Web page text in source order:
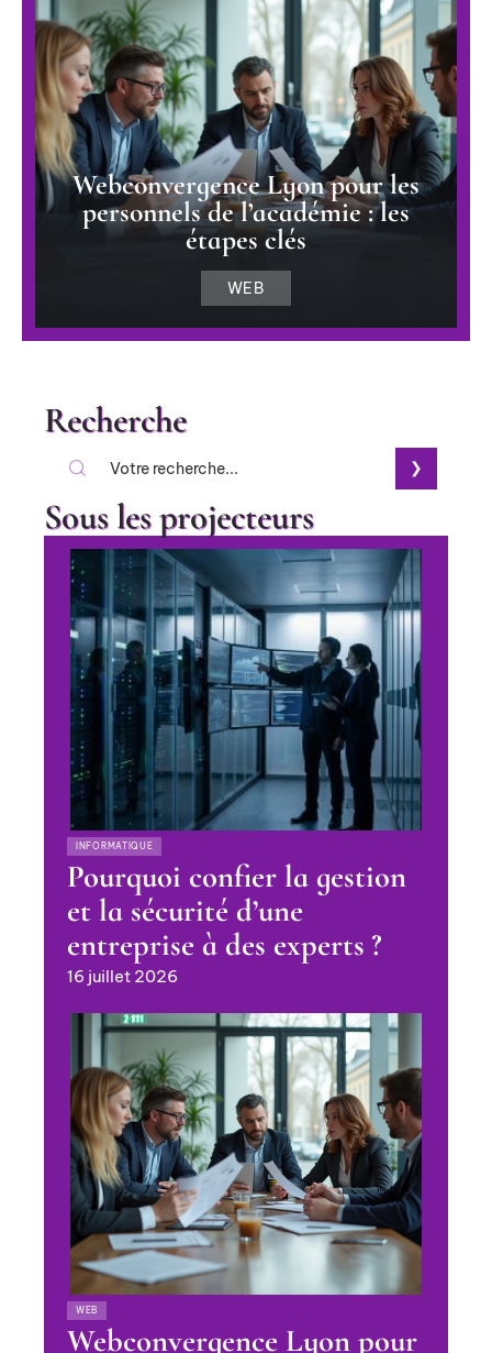
Webconvergence Lyon pour les
personnels de l’académie : les
étapes clés
WEB
Recherche
Sous les projecteurs
INFORMATIQUE
Pourquoi confier la gestion
et la sécurité d’une
entreprise à des experts ?
16 juillet 2026
WEB
Webconvergence Lyon pour